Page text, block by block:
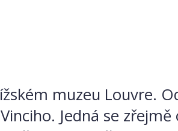
muzeu Louvre.
Jedná se